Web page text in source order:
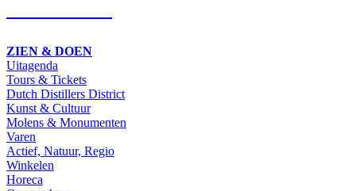
ZIEN & DOEN
Uitagenda
Tours & Tickets
Dutch Distillers District
Kunst & Cultuur
Molens & Monumenten
Varen
Actief, Natuur, Regio
Winkelen
Horeca